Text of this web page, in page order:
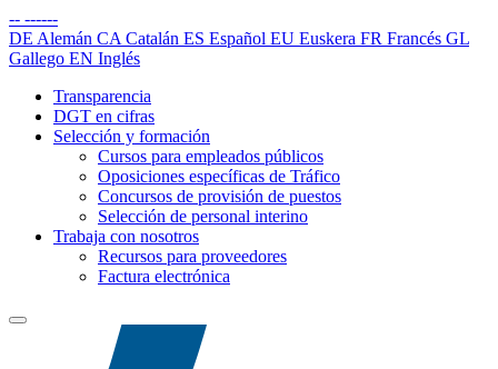
-- ------
DE Alemán CA Catalán ES Español EU Euskera FR Francés GL
Gallego EN Inglés
Transparencia
DGT en cifras
Selección y formación
Cursos para empleados públicos
Oposiciones específicas de Tráfico
Concursos de provisión de puestos
Selección de personal interino
Trabaja con nosotros
Recursos para proveedores
Factura electrónica